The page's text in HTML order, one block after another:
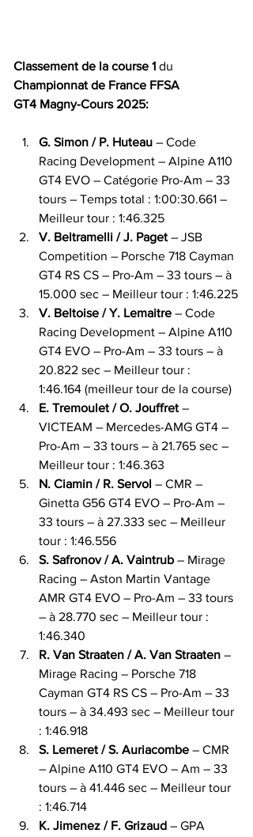
Classement de la course 1 du
Championnat de France FFSA
GT4 Magny-Cours 2025:
G. Simon / P. Huteau – Code
Racing Development – Alpine A110
GT4 EVO – Catégorie Pro-Am – 33
tours – Temps total : 1:00:30.661 –
Meilleur tour : 1:46.325
V. Beltramelli / J. Paget – JSB
Competition – Porsche 718 Cayman
GT4 RS CS – Pro-Am – 33 tours – à
15.000 sec – Meilleur tour : 1:46.225
V. Beltoise / Y. Lemaitre – Code
Racing Development – Alpine A110
GT4 EVO – Pro-Am – 33 tours – à
20.822 sec – Meilleur tour :
1:46.164 (meilleur tour de la course)
E. Tremoulet / O. Jouffret –
VICTEAM – Mercedes-AMG GT4 –
Pro-Am – 33 tours – à 21.765 sec –
Meilleur tour : 1:46.363
N. Ciamin / R. Servol – CMR –
Ginetta G56 GT4 EVO – Pro-Am –
33 tours – à 27.333 sec – Meilleur
tour : 1:46.556
S. Safronov / A. Vaintrub – Mirage
Racing – Aston Martin Vantage
AMR GT4 EVO – Pro-Am – 33 tours
– à 28.770 sec – Meilleur tour :
1:46.340
R. Van Straaten / A. Van Straaten –
Mirage Racing – Porsche 718
Cayman GT4 RS CS – Pro-Am – 33
tours – à 34.493 sec – Meilleur tour
: 1:46.918
S. Lemeret / S. Auriacombe – CMR
– Alpine A110 GT4 EVO – Am – 33
tours – à 41.446 sec – Meilleur tour
: 1:46.714
K. Jimenez / F. Grizaud – GPA